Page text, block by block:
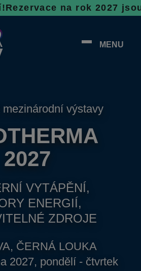
na rok 2027 jsou v
MENU
výstavy
2027
VYTÁPĚNÍ,
ENERGIÍ,
ZDROJE
ČERNÁ LOUKA
2027, pondělí - čtvrtek